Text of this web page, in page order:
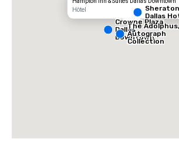
Hôtel
Sheraton
Dallas
Crowne Plaza
Dallas
Downtown
The Adolphus,
Autograph
Collection